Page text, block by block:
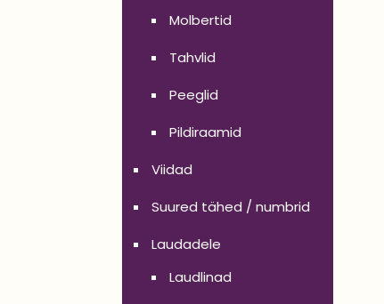
Molbertid
Tahvlid
Peeglid
Pildiraamid
Viidad
Suured tähed / numbrid
Laudadele
Laudlinad